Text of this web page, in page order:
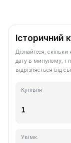
Історичний
Дізнайтеся,
дату в минулому, і
відрізняється від
Купівля
Увімк.